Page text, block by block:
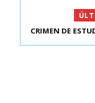
FIESTA
CRIMEN DE